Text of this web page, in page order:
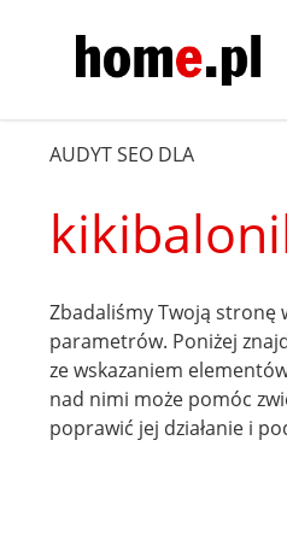
AUDYT SEO DLA
Zbadaliśmy Twoją stronę
parametrów. Poniżej
ze wskazaniem
nad nimi może pomóc
poprawić jej działanie i